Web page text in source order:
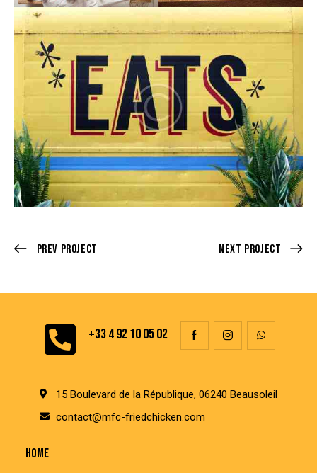
Prev Project Next Project
HOME
15 Boulevard de la République, 06240 Beausoleil
contact@mfc-friedchicken.com
+33 4 92 10 05 02